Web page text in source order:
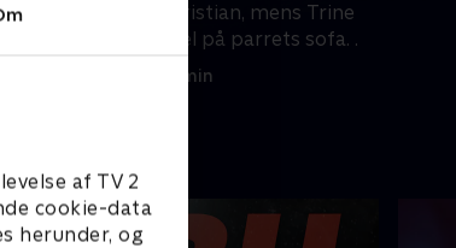
af TV 2
cookie-data
herunder, og
uvant, støtter Christian, mens Trine
udfører et mirakel på parrets sofa. .
7. marts 2023 • 28 min